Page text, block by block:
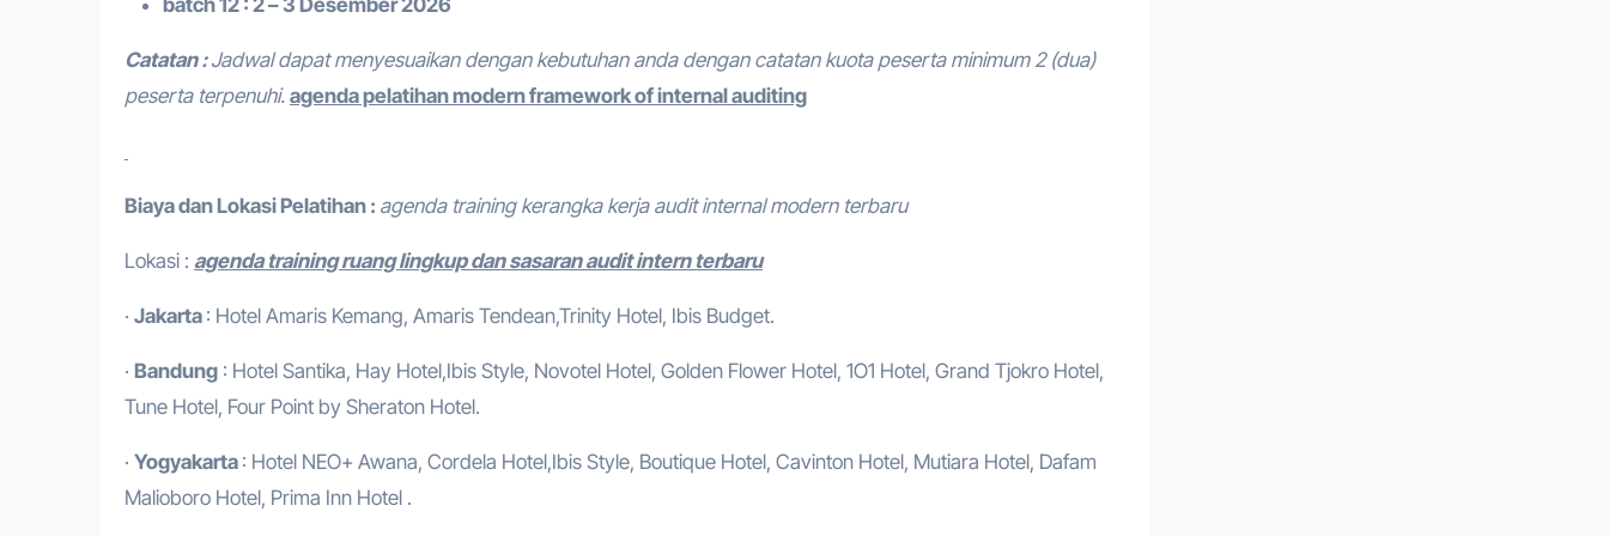
Catatan :Jadwal dapat menyesuaikan dengan kebutuhan anda dengan catatan kuota peserta minimum 2 (dua)
peserta terpenuhi. agenda pelatihan modern framework of internal auditing
Biaya dan Lokasi Pelatihan : agenda training kerangka kerja audit internal modern terbaru
Lokasi : agenda training ruang lingkup dan sasaran audit intern terbaru
· Jakarta : Hotel Amaris Kemang, Amaris Tendean,Trinity Hotel, Ibis Budget.
· Bandung : Hotel Santika, Hay Hotel,Ibis Style, Novotel Hotel, Golden Flower Hotel, 1O1 Hotel, Grand Tjokro Hotel,
Tune Hotel, Four Point by Sheraton Hotel.
· Yogyakarta : Hotel NEO+ Awana, Cordela Hotel,Ibis Style, Boutique Hotel, Cavinton Hotel, Mutiara Hotel, Dafam
Malioboro Hotel, Prima Inn Hotel .